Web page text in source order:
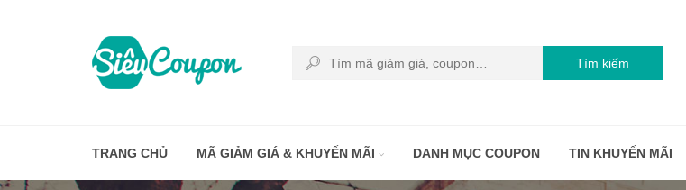
Tìm kiếm
TRANG CHỦ MÃ GIẢM GIÁ & KHUYẾN MÃI DANH MỤC COUPON TIN KHUYẾN MÃI